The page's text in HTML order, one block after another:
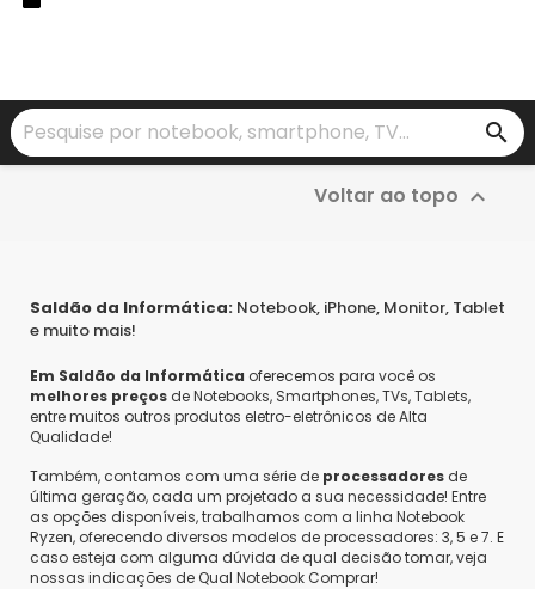
search
Exibindo 1 - 2 de 2 item(s)
Voltar ao topo 
Saldão da Informática: Notebook, iPhone, Monitor, Tablet
e muito mais!
Em Saldão da Informática oferecemos para você os
melhores preços de Notebooks, Smartphones, TVs, Tablets,
entre muitos outros produtos eletro-eletrônicos de Alta
Qualidade!
Também, contamos com uma série de processadores de
última geração, cada um projetado a sua necessidade! Entre
as opções disponíveis, trabalhamos com a linha Notebook
Ryzen, oferecendo diversos modelos de processadores: 3, 5 e 7. E
caso esteja com alguma dúvida de qual decisão tomar, veja
nossas indicações de Qual Notebook Comprar!